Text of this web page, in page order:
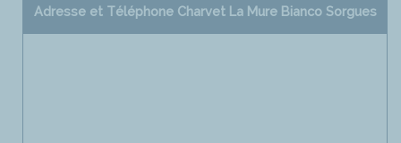
Adresse et Téléphone Charvet La Mure Bianco Sorgues